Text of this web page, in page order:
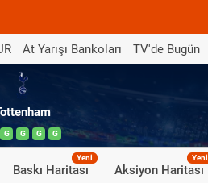
At Yarışı Bankoları TV'de Bugün
G G G G
Baskı Haritası
Yeni
Aksiyon Haritası
Yeni